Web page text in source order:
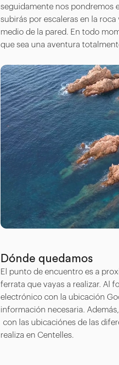
seguidamente nos pondremos
subirás por escaleras en la
medio de la pared. En todo
que sea una aventura
Dónde quedamos
El punto de encuentro es a
ferrata que vayas a realizar. Al
electrónico con la ubicación
información necesaria.
con las ubicaciónes de las
realiza en Centelles.